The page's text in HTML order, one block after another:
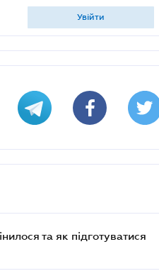
увійти
та як підготуватися